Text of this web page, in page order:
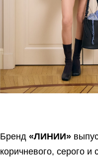
Бренд «ЛИНИИ»
коричневого, серого